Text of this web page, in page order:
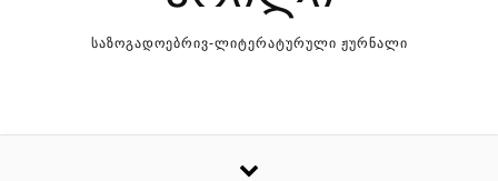
საზოგადოებრივ-ლიტერატურული ჟურნალი